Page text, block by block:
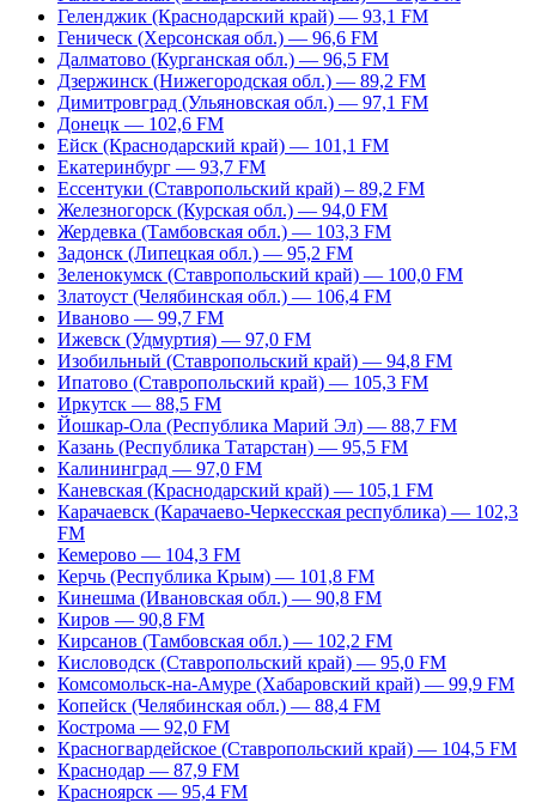
Геленджик (Краснодарский край) — 93,1 FM
Геническ (Херсонская обл.) — 96,6 FM
Далматово (Курганская обл.) — 96,5 FM
Дзержинск (Нижегородская обл.) — 89,2 FM
Димитровград (Ульяновская обл.) — 97,1 FM
Донецк — 102,6 FM
Ейск (Краснодарский край) — 101,1 FM
Екатеринбург — 93,7 FM
Ессентуки (Ставропольский край) – 89,2 FM
Железногорск (Курская обл.) — 94,0 FM
Жердевка (Тамбовская обл.) — 103,3 FM
Задонск (Липецкая обл.) — 95,2 FM
Зеленокумск (Ставропольский край) — 100,0 FM
Златоуст (Челябинская обл.) — 106,4 FM
Иваново — 99,7 FM
Ижевск (Удмуртия) — 97,0 FM
Изобильный (Ставропольский край) — 94,8 FM
Ипатово (Ставропольский край) — 105,3 FM
Иркутск — 88,5 FM
Йошкар-Ола (Республика Марий Эл) — 88,7 FM
Казань (Республика Татарстан) — 95,5 FM
Калининград — 97,0 FM
Каневская (Краснодарский край) — 105,1 FM
Карачаевск (Карачаево-Черкесская республика) — 102,3
FM
Кемерово — 104,3 FM
Керчь (Республика Крым) — 101,8 FM
Кинешма (Ивановская обл.) — 90,8 FM
Киров — 90,8 FM
Кирсанов (Тамбовская обл.) — 102,2 FM
Кисловодск (Ставропольский край) — 95,0 FM
Комсомольск-на-Амуре (Хабаровский край) — 99,9 FM
Копейск (Челябинская обл.) — 88,4 FM
Кострома — 92,0 FM
Красногвардейское (Ставропольский край) — 104,5 FM
Краснодар — 87,9 FM
Красноярск — 95,4 FM